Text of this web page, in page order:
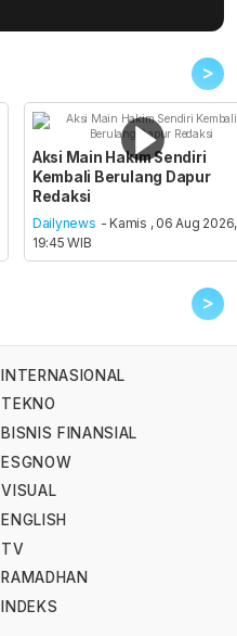
>
Aksi Main Hakim Sendiri
Kembali Berulang Dapur
Redaksi
Dailynews - Kamis , 06 Aug 2026,
19:45 WIB
>
INTERNASIONAL
TEKNO
BISNIS FINANSIAL
ESGNOW
VISUAL
ENGLISH
TV
RAMADHAN
INDEKS